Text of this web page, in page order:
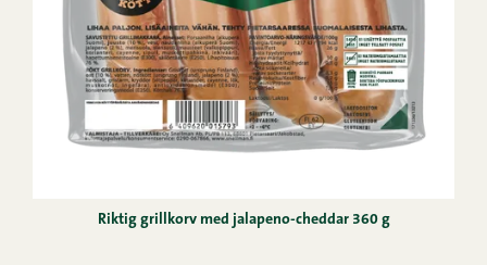
Riktig grillkorv med jalapeno-cheddar 360 g